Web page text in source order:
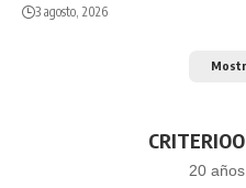
3 agosto, 2026
20